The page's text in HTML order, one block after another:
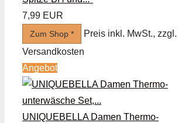
7,99 EUR
Zum Shop *
Preis inkl. MwSt., zzgl.
Versandkosten
Angebot
UNIQUEBELLA Damen Thermo-